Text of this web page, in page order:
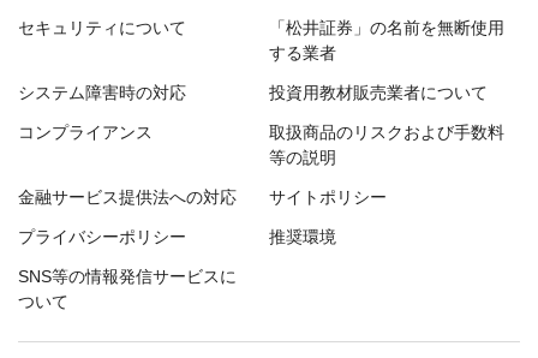
セキュリティについて
「松井証券」の名前を無断使用
する業者
システム障害時の対応 投資用教材販売業者について
コンプライアンス
取扱商品のリスクおよび手数料
等の説明
金融サービス提供法への対応 サイトポリシー
プライバシーポリシー 推奨環境
SNS等の情報発信サービスに
ついて